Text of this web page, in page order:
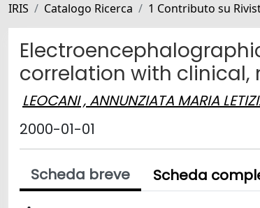
IRIS Catalogo Ricerca 1 Contributo su
correlation with clinical,
LEOCANI , ANNUNZIATA MARIA
2000-01-01
Scheda breve Scheda